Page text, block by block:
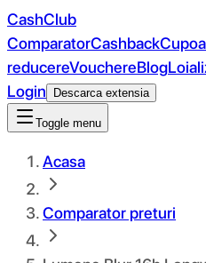
CashClub
ComparatorCashback
reducereVouchereBlog
Login
Descarca extensia
Toggle menu
Acasa
Comparator preturi